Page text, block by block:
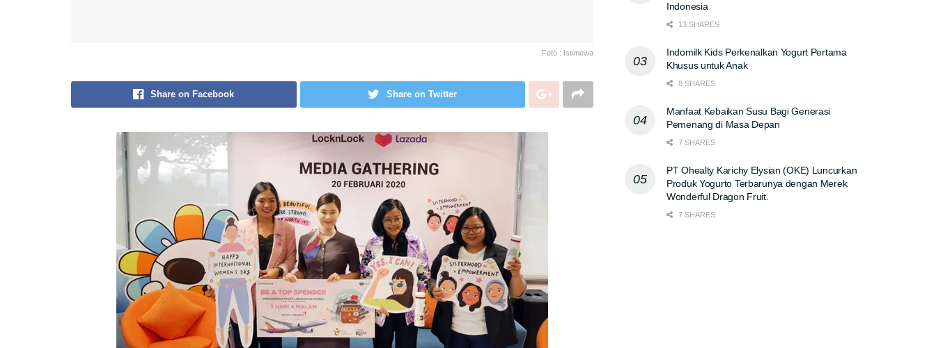
Foto : Istimewa
Share on Facebook Share on Twitter
Indonesia
13 SHARES
Indomilk Kids Perkenalkan Yogurt Pertama
Khusus untuk Anak
8 SHARES
Manfaat Kebaikan Susu Bagi Generasi
Pemenang di Masa Depan
7 SHARES
PT Ohealty Karichy Elysian (OKE) Luncurkan
Produk Yogurto Terbarunya dengan Merek
Wonderful Dragon Fruit.
7 SHARES